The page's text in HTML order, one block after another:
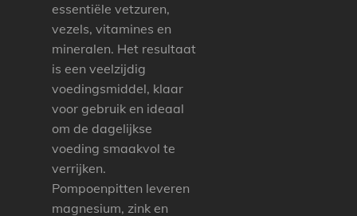
essentiële vetzuren,
vezels, vitamines en
mineralen. Het resultaat
is een veelzijdig
voedingsmiddel, klaar
voor gebruik en ideaal
om de dagelijkse
voeding smaakvol te
verrijken.
Pompoenpitten leveren
magnesium, zink en